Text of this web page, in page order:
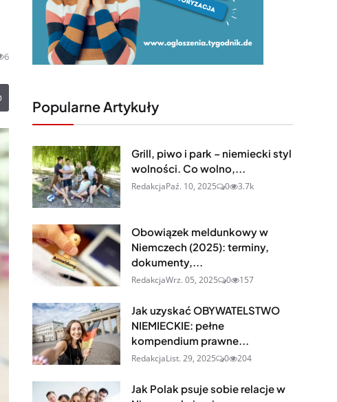
6
Popularne Artykuły
Grill, piwo i park – niemiecki styl
wolności. Co wolno,...
RedakcjaPaź. 10, 2025 0 3.7k
Obowiązek meldunkowy w
Niemczech (2025): terminy,
dokumenty,...
RedakcjaWrz. 05, 2025 0 157
Jak uzyskać OBYWATELSTWO
NIEMIECKIE: pełne
kompendium prawne...
RedakcjaList. 29, 2025 0 204
Jak Polak psuje sobie relacje w